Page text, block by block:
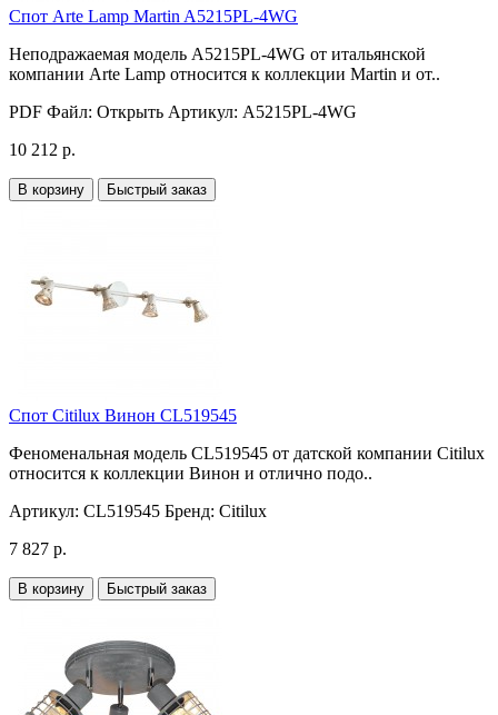
Спот Arte Lamp Martin A5215PL-4WG
Неподражаемая модель A5215PL-4WG от итальянской
компании Arte Lamp относится к коллекции Martin и от..
PDF Файл: Открыть Артикул: A5215PL-4WG
10 212 р.
В корзину Быстрый заказ
Спот Citilux Винон CL519545
Феноменальная модель CL519545 от датской компании Citilux
относится к коллекции Винон и отлично подо..
Артикул: CL519545 Бренд: Citilux
7 827 р.
В корзину Быстрый заказ